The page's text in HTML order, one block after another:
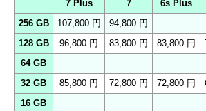
7 Plus 7 6s Plus
256 GB
107,800 円
94,800 円
128 GB
96,800 円 83,800 円 83,800 円
64 GB
32 GB
85,800 円 72,800 円 72,800 円
16 GB